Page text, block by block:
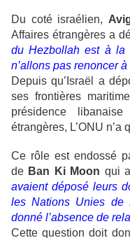
Du coté israélien,
Affaires étrangères a
du Hezbollah est à la
n’allons pas renoncer
Depuis qu’Israël a
ses frontières
présidence
étrangères, L’ONU n’a
Ce rôle est endossé
de Ban Ki Moon qui
avaient déposé leurs
les Nations Unies de
donné l’absence de
Cette question doit